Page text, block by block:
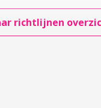
richtlijnen